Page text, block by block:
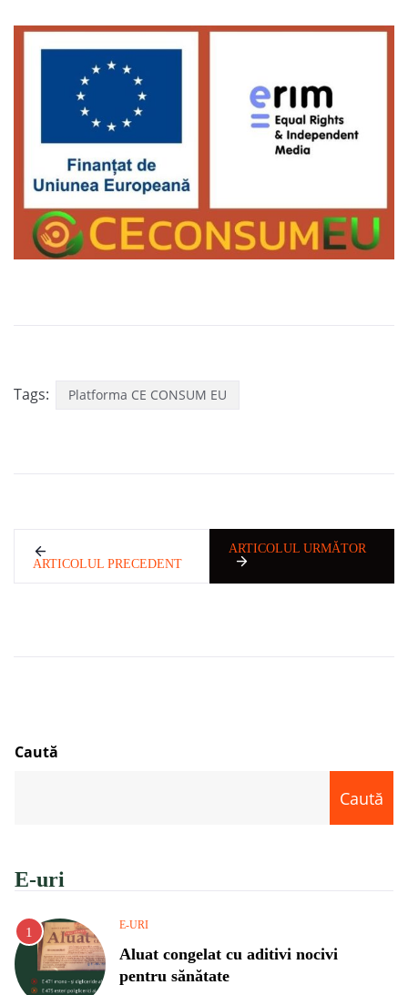
Tags: Platforma CE CONSUM EU
ARTICOLUL PRECEDENT
ARTICOLUL URMĂTOR
Caută
Caută
E-uri
E-URI
Aluat congelat cu aditivi nocivi
pentru sănătate